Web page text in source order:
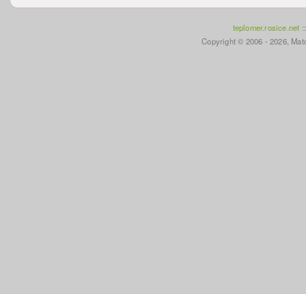
teplomer.rosice.net
Copyright © 2006 - 2026,